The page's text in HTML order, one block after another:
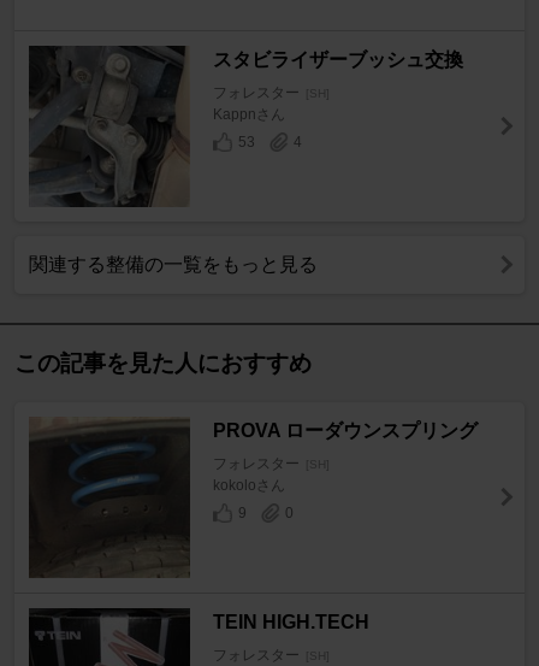
スタビライザーブッシュ交換
フォレスター [SH]
Kappnさん
53
4
関連する整備の一覧をもっと見る
この記事を見た人におすすめ
PROVA ローダウンスプリング
フォレスター [SH]
kokoloさん
9
0
TEIN HIGH.TECH
フォレスター [SH]